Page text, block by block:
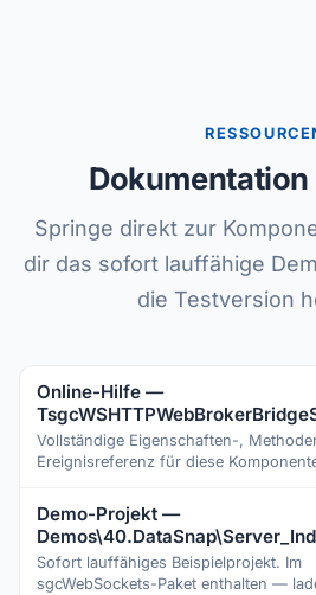
Dokumentation
Springe direkt zur
dir das sofort lauffähige
die Testversion
Online-Hilfe —
Vollständige Eigenschaften-,
Ereignisreferenz für diese
Demo-Projekt —
Sofort lauffähiges Beispielprojekt. Im
sgcWebSockets-Paket enthalten —